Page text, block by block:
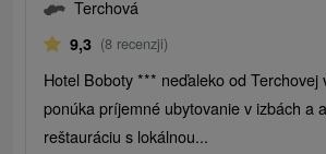
Terchová
9,3 (8 recenzji)
Hotel Boboty *** neďaleko od Terchovej
ponúka príjemné ubytovanie v izbách a
reštauráciu s lokálnou...